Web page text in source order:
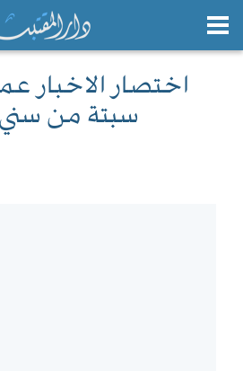
اختصار الاخبار
سبتة من سني